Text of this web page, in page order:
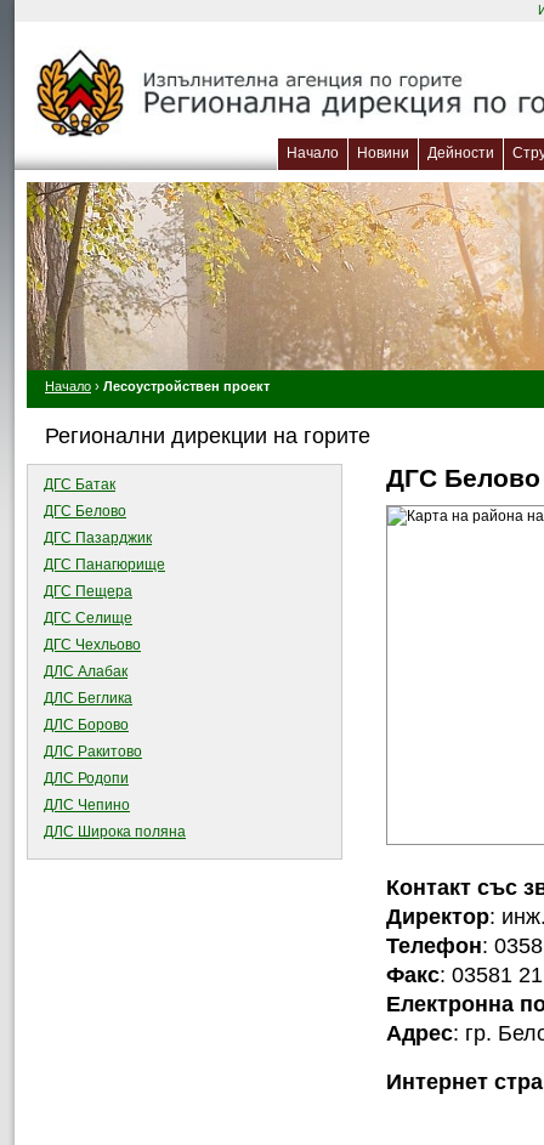
Начало Новини Дейности
Начало › Лесоустройствен проект
Регионални дирекции на горите
ДГС Батак
ДГС Белово
ДГС Пазарджик
ДГС Панагюрище
ДГС Пещера
ДГС Селище
ДГС Чехльово
ДЛС Алабак
ДЛС Беглика
ДЛС Борово
ДЛС Ракитово
ДЛС Родопи
ДЛС Чепино
ДЛС Широка поляна
ДГС Белово
Контакт със
Директор:
Телефон:
Факс: 03581
Електронна
Адрес: гр.
Интернет